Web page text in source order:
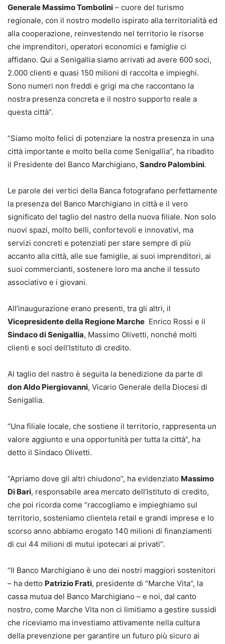
Generale Massimo Tombolini – cuore del turismo
regionale, con il nostro modello ispirato alla territorialità ed
alla cooperazione, reinvestendo nel territorio le risorse
che imprenditori, operatori economici e famiglie ci
affidano. Qui a Senigallia siamo arrivati ad avere 600 soci,
2.000 clienti e quasi 150 milioni di raccolta e impieghi.
Sono numeri non freddi e grigi ma che raccontano la
nostra presenza concreta e il nostro supporto reale a
questa città”.
“Siamo molto felici di potenziare la nostra presenza in una
città importante e molto bella come Senigallia”, ha ribadito
il Presidente del Banco Marchigiano, Sandro Palombini.
Le parole dei vertici della Banca fotografano perfettamente
la presenza del Banco Marchigiano in città e il vero
significato del taglio del nastro della nuova filiale. Non solo
nuovi spazi, molto belli, confortevoli e innovativi, ma
servizi concreti e potenziati per stare sempre di più
accanto alla città, alle sue famiglie, ai suoi imprenditori, ai
suoi commercianti, sostenere loro ma anche il tessuto
associativo e i giovani.
All’inaugurazione erano presenti, tra gli altri, il
Vicepresidente della Regione Marche Enrico Rossi e il
Sindaco di Senigallia, Massimo Olivetti, nonché molti
clienti e soci dell’Istituto di credito.
Al taglio del nastro è seguita la benedizione da parte di
don Aldo Piergiovanni, Vicario Generale della Diocesi di
Senigallia.
“Una filiale locale, che sostiene il territorio, rappresenta un
valore aggiunto e una opportunità per tutta la città”, ha
detto il Sindaco Olivetti.
“Apriamo dove gli altri chiudono”, ha evidenziato Massimo
Di Bari, responsabile area mercato dell’Istituto di credito,
che poi ricorda come “raccogliamo e impieghiamo sul
territorio, sosteniamo clientela retail e grandi imprese e lo
scorso anno abbiamo erogato 140 milioni di finanziamenti
di cui 44 milioni di mutui ipotecari ai privati”.
“Il Banco Marchigiano è uno dei nostri maggiori sostenitori
– ha detto Patrizio Frati, presidente di “Marche Vita”, la
cassa mutua del Banco Marchigiano – e noi, dal canto
nostro, come Marche Vita non ci limitiamo a gestire sussidi
che riceviamo ma investiamo attivamente nella cultura
della prevenzione per garantire un futuro più sicuro ai